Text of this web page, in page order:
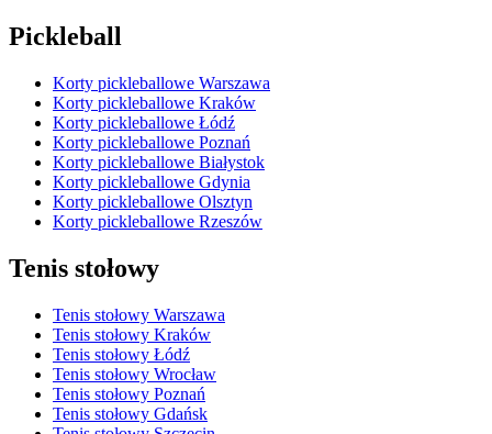
Pickleball
Korty pickleballowe Warszawa
Korty pickleballowe Kraków
Korty pickleballowe Łódź
Korty pickleballowe Poznań
Korty pickleballowe Białystok
Korty pickleballowe Gdynia
Korty pickleballowe Olsztyn
Korty pickleballowe Rzeszów
Tenis stołowy
Tenis stołowy Warszawa
Tenis stołowy Kraków
Tenis stołowy Łódź
Tenis stołowy Wrocław
Tenis stołowy Poznań
Tenis stołowy Gdańsk